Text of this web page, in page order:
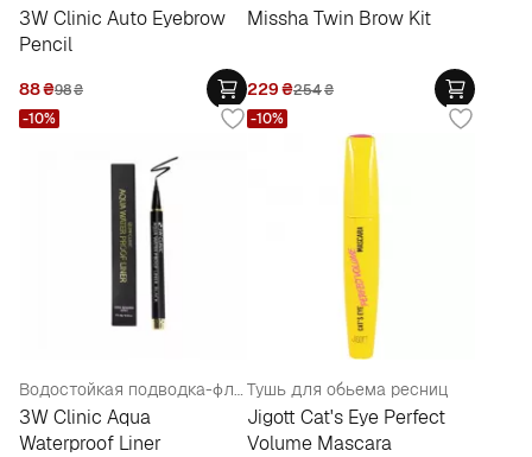
3W Clinic Auto Eyebrow
Pencil
88₴98₴
Missha Twin Brow Kit
229₴254₴
Водостойкая подводка-фломастер для глаз
3W Clinic Aqua
Waterproof Liner
-10%
Тушь для обьема ресниц
Jigott Cat's Eye Perfect
Volume Mascara
-10%